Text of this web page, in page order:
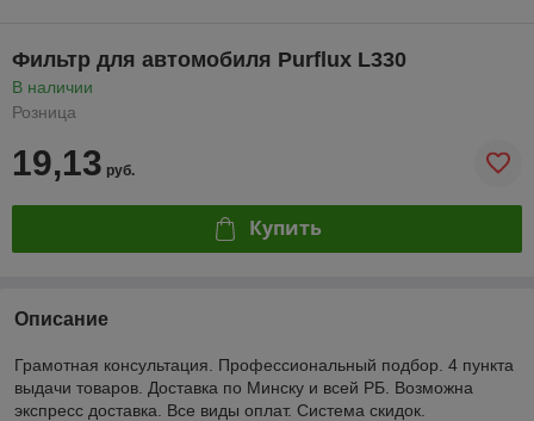
Фильтр для автомобиля Purflux L330
В наличии
Розница
19,13 руб.
Купить
Описание
Грамотная консультация. Профессиональный подбор. 4 пункта
выдачи товаров. Доставка по Минску и всей РБ. Возможна
экспресс доставка. Все виды оплат. Система скидок.